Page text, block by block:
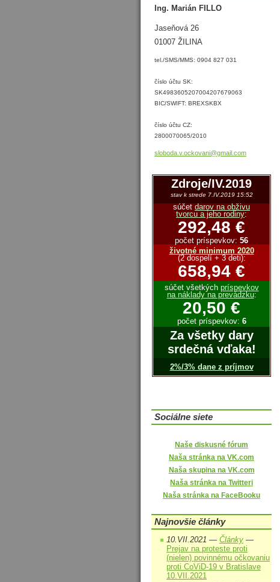
Ing. Marián FILLO
Jaseňová 26
01007 ŽILINA
tel./SMS/MMS: 0904 827 031
číslo účtu SK:
SK4983605207004207679063
BIC/SWIFT: BREXSKBX
číslo účtu CZ:
2800070065/2010
sloboda. v.ockovani@gmail .com
Zdroje/IV.2019
stav k strede 7.IV.2019 15:52
súčet darov na obživu
tvorcu a jeho rodiny:
292,48 €
počet príspevkov: 56
životné minimum 2020
(2 dospelí + 3 deti):
658,94 €
súčet všetkých príspevkov
na náklady na prevádzku:
20,50 €
počet príspevkov: 6
Za všetky dary
srdečná vďaka!
2%/3% dane z príjmov
Sociálne siete
Naše diskusné fórum
Naša stránka na VK.com
Naša skupina na VK.com
Naša stránka na Twitteri
Naša stránka na FaceBooku
Najnovšie články
10.VII.2021 — Články —
Prejav na proteste proti
(nielen) povinnému očkovaniu
proti CoViD-19 v Bratislave
10.VII.2021